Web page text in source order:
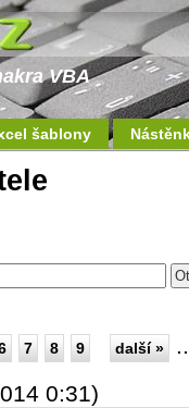
VBA
šablony
7 8 9 další »
0:31)